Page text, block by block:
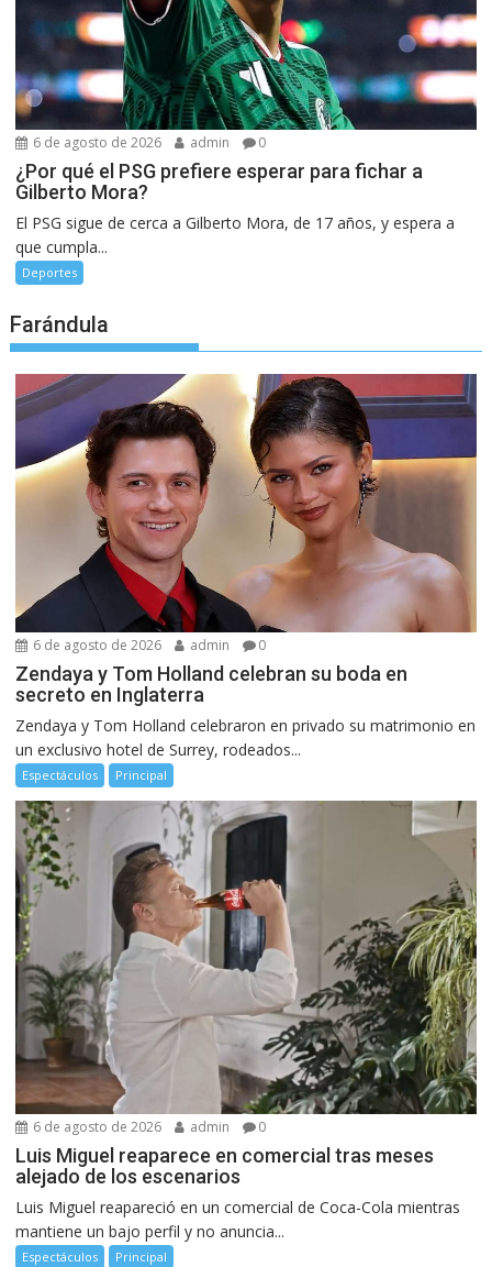
6 de agosto de 2026 admin 0
¿Por qué el PSG prefiere esperar para fichar a
Gilberto Mora?
El PSG sigue de cerca a Gilberto Mora, de 17 años, y espera a
que cumpla...
Deportes
Farándula
6 de agosto de 2026 admin 0
Zendaya y Tom Holland celebran su boda en
secreto en Inglaterra
Zendaya y Tom Holland celebraron en privado su matrimonio en
un exclusivo hotel de Surrey, rodeados...
Espectáculos Principal
6 de agosto de 2026 admin 0
Luis Miguel reaparece en comercial tras meses
alejado de los escenarios
Luis Miguel reapareció en un comercial de Coca-Cola mientras
mantiene un bajo perfil y no anuncia...
Espectáculos Principal